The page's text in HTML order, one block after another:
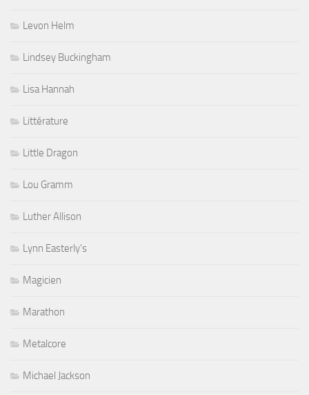
Levon Helm
Lindsey Buckingham
Lisa Hannah
Littérature
Little Dragon
Lou Gramm
Luther Allison
Lynn Easterly's
Magicien
Marathon
Metalcore
Michael Jackson